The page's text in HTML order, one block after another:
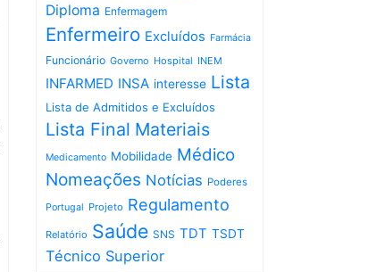
Diploma Enfermagem
Enfermeiro Excluídos Farmácia
Funcionário Governo Hospital INEM
INFARMED INSA interesse Lista
Lista de Admitidos e Excluídos
Lista Final Materiais
Medicamento Mobilidade Médico
Nomeações Notícias Poderes
Portugal Projeto Regulamento
Relatório Saúde SNS TDT TSDT
Técnico Superior